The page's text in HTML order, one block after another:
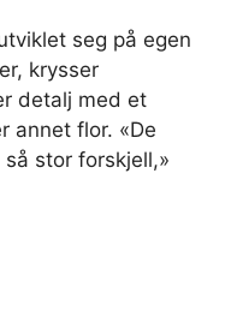
seg på egen
krysser
detalj med et
annet flor. «De
stor forskjell,»